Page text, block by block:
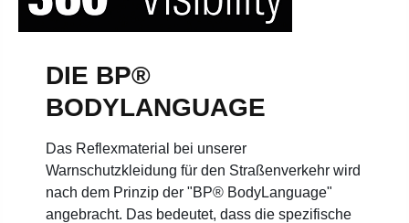
DIE BP®
BODYLANGUAGE
Das Reflexmaterial bei unserer
Warnschutzkleidung für den Straßenverkehr wird
nach dem Prinzip der "BP® BodyLanguage"
angebracht. Das bedeutet, dass die spezifische